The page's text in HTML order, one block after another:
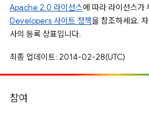
Apache 2.0 라이선스에 따라 라이선스가
Developers 사이트 정책을 참조하세요.
사의 등록 상표입니다.
최종 업데이트: 2014-02-28(UTC)
참여